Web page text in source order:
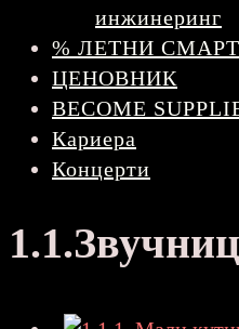
инжинеринг
% ЛЕТНИ
ЦЕНОВНИК
BECOME
Кариера
Концерти